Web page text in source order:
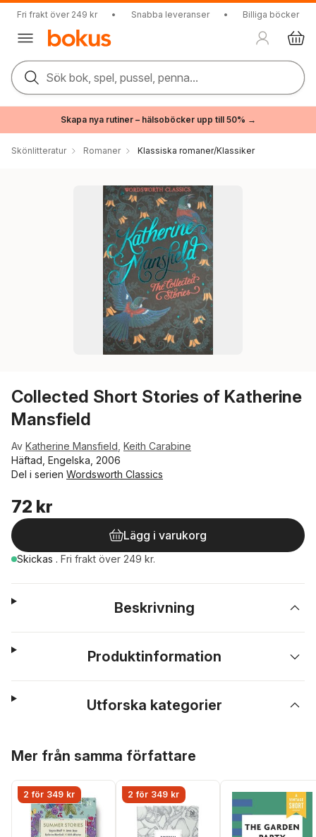
Fri frakt över 249 kr • Snabba leveranser • Billiga böcker
Sök bok, spel, pussel, penna...
Skapa nya rutiner – hälsoböcker upp till 50% →
Skönlitteratur Romaner Klassiska romaner/Klassiker
Collected Short Stories of Katherine
Mansfield
Av Katherine Mansfield Keith Carabine
Häftad, Engelska, 2006
Del i serien Wordsworth Classics
72 kr
Lägg i varukorg
Skickas . Fri frakt över 249 kr.
Beskrivning
Produktinformation
Utforska kategorier
Mer från samma författare
2 för 349 kr 2 för 349 kr